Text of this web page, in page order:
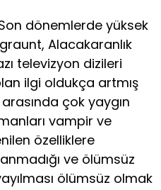
dönemlerde yüksek
Alacakaranlık
televizyon dizileri
ilgi oldukça artmış
çok yaygın
vampir ve
özelliklere
ve ölümsüz
ölümsüz olmak